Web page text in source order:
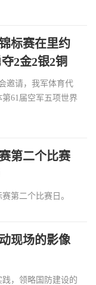
标赛在里约
2金2银2铜
邀请，我军体育代
61届空军五项世界
第二个比赛
第二个比赛日。
现场的影像
，领略国防建设的